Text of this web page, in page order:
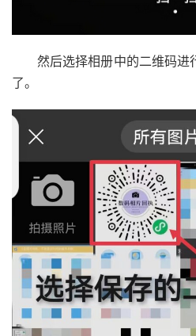
然后选择相册中的二维码进
了。